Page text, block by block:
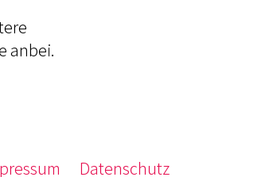
anbei.
Datenschutz